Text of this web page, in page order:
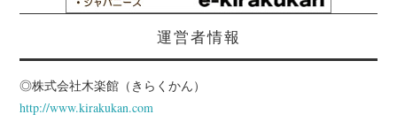
運営者情報
◎株式会社木楽館（きらくかん）
http://www.kirakukan.com